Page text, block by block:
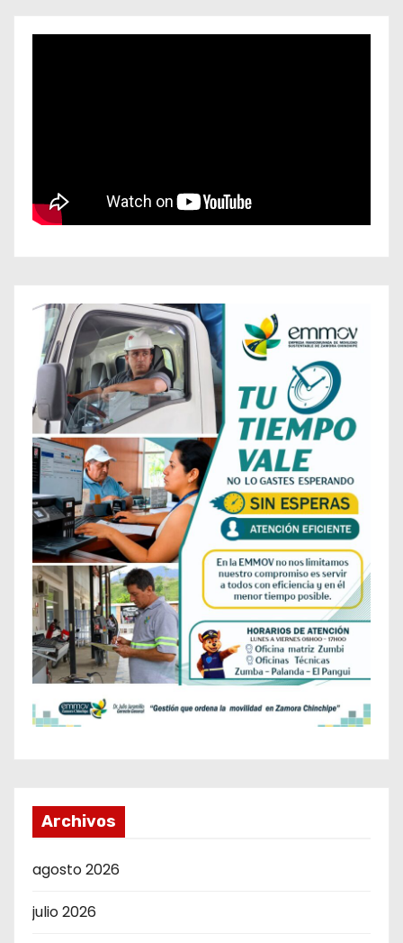
Archivos
agosto 2026
julio 2026